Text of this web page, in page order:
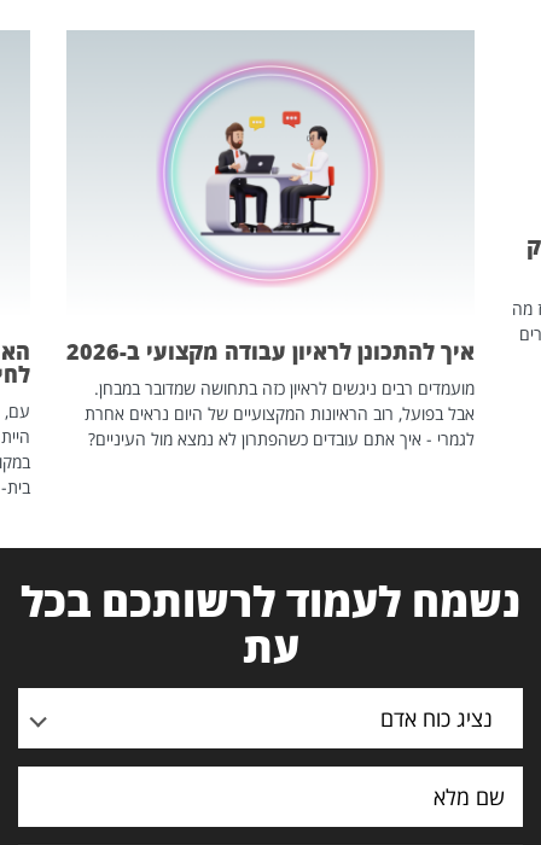
מה
איך להתכונן לראיון עבודה מקצועי ב-2026
מועמדים רבים ניגשים לראיון כזה בתחושה שמדובר במבחן.
אבל בפועל, רוב הראיונות המקצועיים של היום נראים אחרת
לגמרי - איך אתם עובדים כשהפתרון לא נמצא מול העיניים?
עם,
נשמח לעמוד לרשותכם בכל
עת
נציג כוח אדם